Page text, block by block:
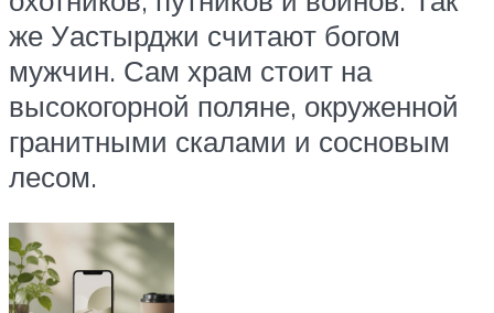
же Уастырджи считают богом
мужчин. Сам храм стоит на
высокогорной поляне, окруженной
гранитными скалами и сосновым
лесом.